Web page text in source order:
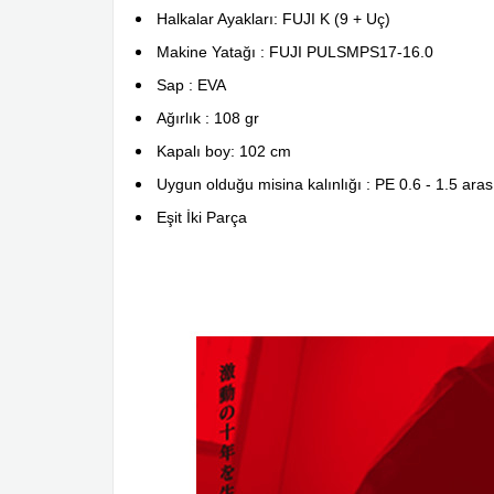
Halkalar Ayakları: FUJI K (9 + Uç)
Makine Yatağı : FUJI PULSMPS17-16.0
Sap : EVA
Ağırlık : 108 gr
Kapalı boy: 102 cm
Uygun olduğu misina kalınlığı : PE 0.6 - 1.5
Eşit İki Parça